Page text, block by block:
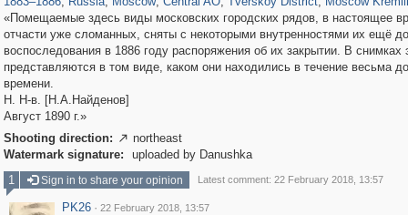
«Помещаемые здесь виды московских городских рядов, в настоящее
отчасти уже сломанных, сняты с некоторыми внутренностями их ещё до
воспоследования в 1886 году распоряжения об их закрытии. В снимках
представляются в том виде, каком они находились в течение весьма
времени.
Н. Н-в. [Н.А.Найденов]
Август 1890 г.»
Shooting direction:  northeast
Watermark signature:
uploaded by Danushka
1
Sign in to share your opinion Latest comment: 22 February 2018, 13:57
PK26 · 22 February 2018, 13:57